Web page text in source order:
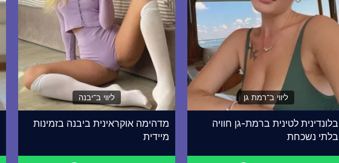
ליווי ב־רמת גן
בלונדינית לטינית ברמת-גן חוויה
בלתי נשכחת
ליווי ב־יבנה
מדהימה אוקראינית ביבנה בזמינות
מיידית